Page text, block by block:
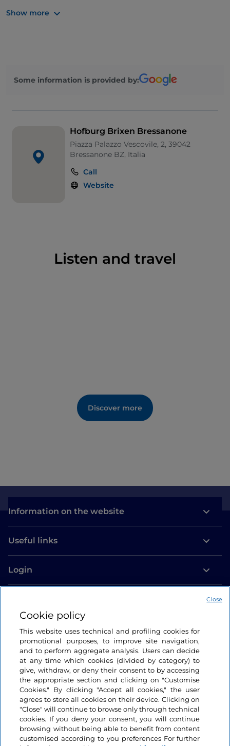
Show more
Some information is provided by:
Hofburg Brixen Bressanone
Piazza Palazzo Vescovile, 2, 39042
Bressanone BZ, Italia
Call
Website
Listen and travel
Discover more
Information on the website
Useful links
Login
Cookie policy
This website uses technical and profiling cookies for
promotional purposes, to improve site navigation,
and to perform aggregate analysis. Users can decide
at any time which cookies (divided by category) to
give, withdraw, or deny their consent to by accessing
the appropriate section and clicking on "Customise
Cookies." By clicking "Accept all cookies," the user
agrees to store all cookies on their device. Clicking on
"Close" will continue to browse only through technical
cookies. If you deny your consent, you will continue
browsing without being able to benefit from content
customised according to you preferences For further
Close